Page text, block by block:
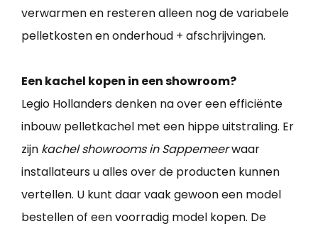
verwarmen en resteren alleen nog de variabele
pelletkosten en onderhoud + afschrijvingen.
Een kachel kopen in een showroom?
Legio Hollanders denken na over een efficiënte
inbouw pelletkachel met een hippe uitstraling. Er
zijn kachel showrooms in Sappemeerwaar
installateurs u alles over de producten kunnen
vertellen. U kunt daar vaak gewoon een model
bestellen of een voorradig model kopen. De